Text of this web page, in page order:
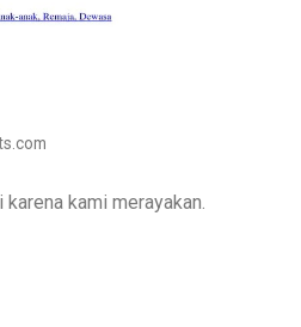
kami merayakan.